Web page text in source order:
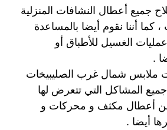
جميع أعطال النشافات المنزلية
كما أننا نقوم أيضا بالمساعدة
الغسيل للأطباق أو
.
ملابس شمال غرب الصليبيخات
المشاكل التي تتعرض لها
أعطال مكثف و محركات و
أيضا .